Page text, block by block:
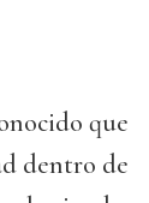
que
dentro de